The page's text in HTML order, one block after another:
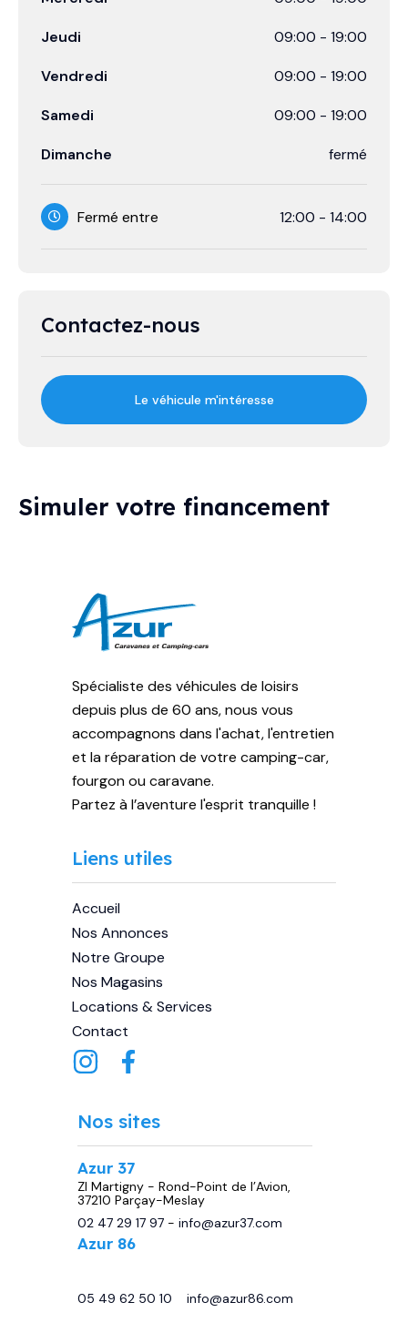
Jeudi 09:00 - 19:00
Vendredi 09:00 - 19:00
Samedi 09:00 - 19:00
Dimanche fermé
Fermé entre 12:00 - 14:00
Contactez-nous
Le véhicule m'intéresse
Simuler votre financement
Spécialiste des véhicules de loisirs
depuis plus de 60 ans, nous vous
accompagnons dans l'achat, l'entretien
et la réparation de votre camping-car,
fourgon ou caravane.
Partez à l’aventure l'esprit tranquille !
Liens utiles
Accueil
Nos Annonces
Notre Groupe
Nos Magasins
Locations & Services
Contact
Nos sites
Azur 37
ZI Martigny - Rond-Point de l’Avion,
37210 Parçay-Meslay
02 47 29 17 97- info@azur37.com
Azur 86
05 49 62 50 10
info@azur86.com